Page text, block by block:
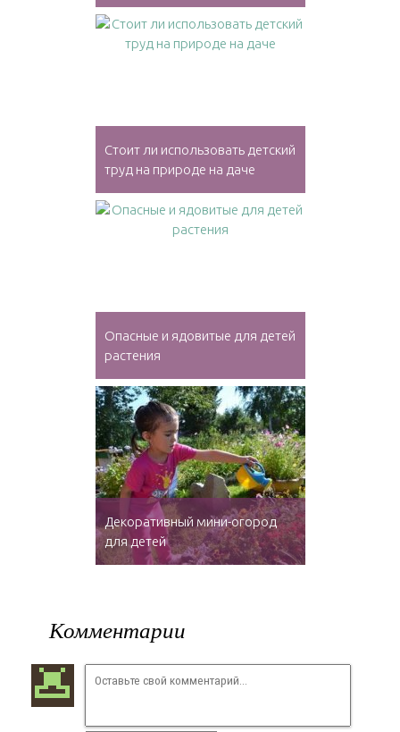
Стоит ли использовать детский
труд на природе на даче
Опасные и ядовитые для детей
растения
Декоративный мини-огород
для детей
Комментарии